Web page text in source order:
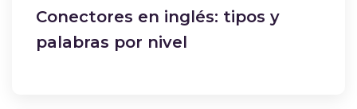
Conectores en inglés: tipos y
palabras por nivel